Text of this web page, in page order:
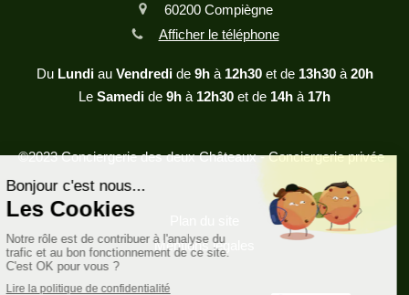
60200 Compiègne
Afficher le téléphone
Du Lundiau Vendredide 9hà 12h30et de 13h30à 20h
Le Samedi de 9h à 12h30 et de 14h à 17h
©2023 Conciergerie des deux Châteaux - Conciergerie privée
Mentions légales